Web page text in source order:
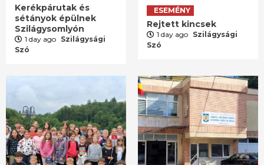
Kerékpárutak és
sétányok épülnek
Szilágysomlyón
1 day ago Szilágysági
Szó
ESEMÉNY
Rejtett kincsek
1 day ago Szilágysági
Szó